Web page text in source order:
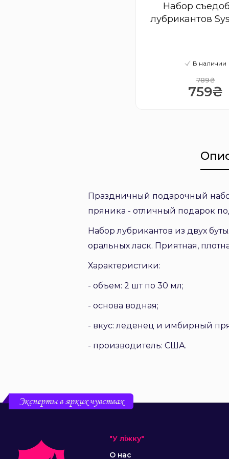
Набор
лубрикантов
В наличии
789₴
759₴
Праздничный подарочный
пряника - отличный подарок
Набор лубрикантов из двух
оральных ласк. Приятная,
Характеристики:
- объем: 2 шт по 30 мл;
- основа водная;
- вкус: леденец и имбирный
- производитель: США.
Эксперты в ярких чувствах
"У ліжку"
О нас